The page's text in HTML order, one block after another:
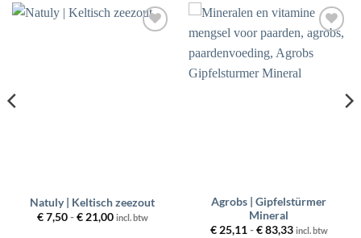
Natuly | Keltisch zeezout
€7,50 - €21,00Prijsklasse:
incl. btw
Toevoegen
aan
Agrobs | Gipfelstürmer
Mineral
€25,11 - €83,33Prijsklasse:
incl. btw